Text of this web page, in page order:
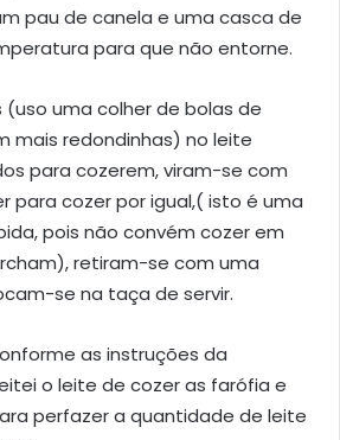
pau de canela e uma casca de
para que não entorne.
uma colher de bolas de
mais redondinhas) no leite
para cozerem, viram-se com
para cozer por igual,( isto é uma
pois não convém cozer em
retiram-se com uma
se na taça de servir.
as instruções da
o leite de cozer as farófia e
perfazer a quantidade de leite